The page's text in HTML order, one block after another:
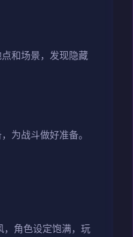
和场景，发现隐藏
为战斗做好准备。
，角色设定饱满，玩